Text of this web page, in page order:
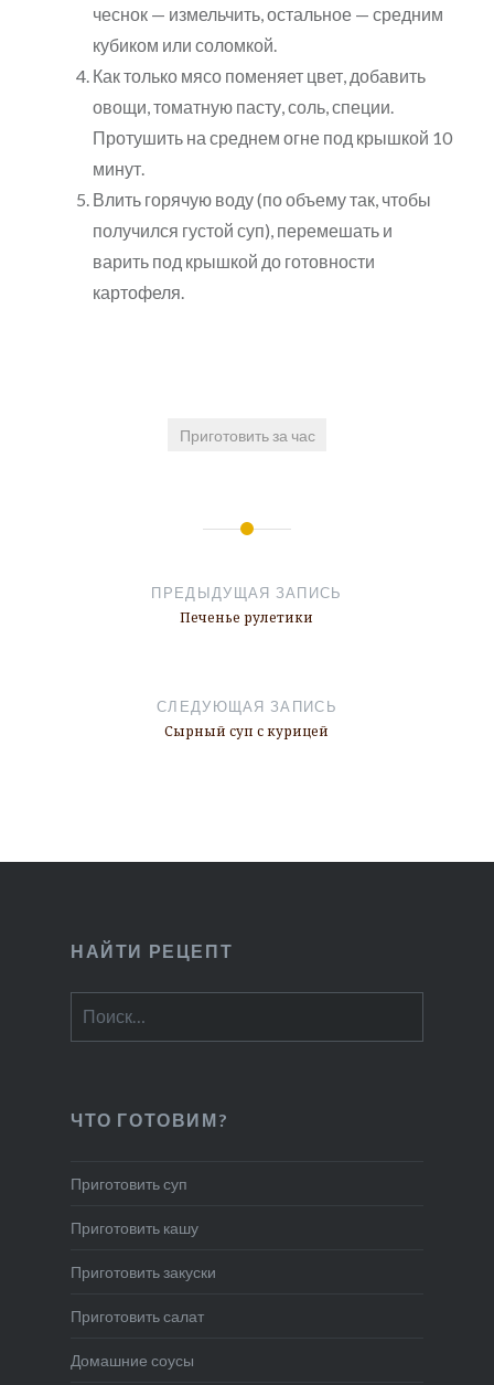
чеснок — измельчить, остальное — средним
кубиком или соломкой.
Как только мясо поменяет цвет, добавить
овощи, томатную пасту, соль, специи.
Протушить на среднем огне под крышкой 10
минут.
Влить горячую воду (по объему так, чтобы
получился густой суп), перемешать и
варить под крышкой до готовности
картофеля.
Приготовить за час
ПРЕДЫДУЩАЯ ЗАПИСЬ
Печенье рулетики
СЛЕДУЮЩАЯ ЗАПИСЬ
Сырный суп с курицей
НАЙТИ РЕЦЕПТ
ЧТО ГОТОВИМ?
Приготовить суп
Приготовить кашу
Приготовить закуски
Приготовить салат
Домашние соусы